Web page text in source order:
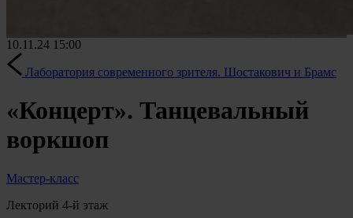
10.11.24 15:00
Лаборатория современного зрителя. Шостакович и Брамс
«Концерт». Танцевальный
воркшоп
Мастер-класс
Лекторий 4-й этаж